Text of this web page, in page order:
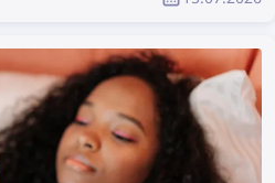
Ознакомьтесь
от мошенничества.